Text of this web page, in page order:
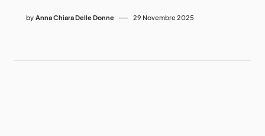
by Anna Chiara Delle Donne 29 Novembre 2025